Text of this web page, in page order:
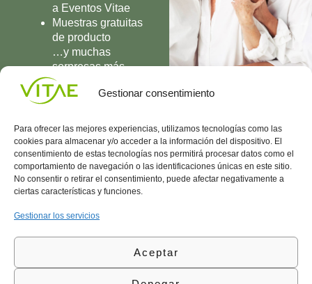
Gestionar consentimiento
Para ofrecer las mejores experiencias, utilizamos tecnologías como las
cookies para almacenar y/o acceder a la información del dispositivo. El
consentimiento de estas tecnologías nos permitirá procesar datos como el
comportamiento de navegación o las identificaciones únicas en este sitio.
No consentir o retirar el consentimiento, puede afectar negativamente a
ciertas características y funciones.
Gestionar los servicios
Aceptar
a Eventos Vitae
Muestras gratuitas
de producto
…y muchas
sorpresas más
UNIRME
Conocenos
Vitae
l
Área
Política
de
Política
(+34)
935